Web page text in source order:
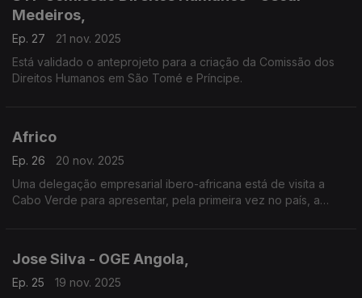
Medeiros,
Ep. 27
21 nov. 2025
Está validado o anteprojeto para a criação da Comissão dos
Direitos Humanos em São Tomé e Príncipe.
Africo
Ep. 26
20 nov. 2025
Uma delegação empresarial ibero-africana está de visita a
Cabo Verde para apresentar, pela primeira vez no país, a
Jose Silva - OGE Angola,
Ep. 25
19 nov. 2025